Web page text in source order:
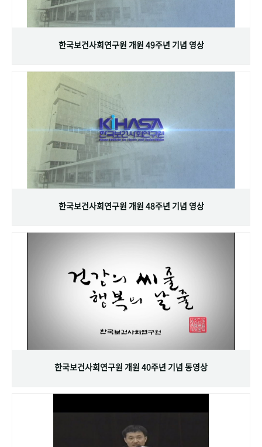
성과 50선 숫자로 보는 50년
VR 역사관
한국보건사회연구원 개원 49주년 기념 영상
한국보건사회연구원 개원 48주년 기념 영상
한국보건사회연구원 개원 40주년 기념 동영상